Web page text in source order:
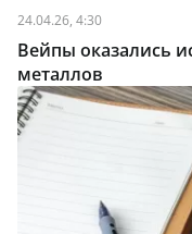
24.04.26, 4:30
Вейпы оказались
металлов